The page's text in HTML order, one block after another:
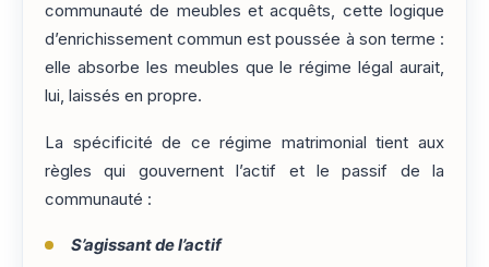
communauté de meubles et acquêts, cette logique
d’enrichissement commun est poussée à son terme :
elle absorbe les meubles que le régime légal aurait,
lui, laissés en propre.
La spécificité de ce régime matrimonial tient aux
règles qui gouvernent l’actif et le passif de la
communauté :
S’agissant de l’actif